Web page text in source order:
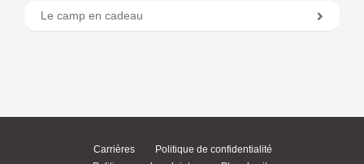
Le camp en cadeau
Carrières
Politique de confidentialité